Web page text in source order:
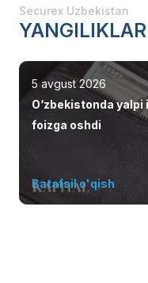
Securex Uzbekistan
YANGILIKLAR
5 avgust 2026
O‘zbekistonda
foizga oshdi
Batafsil o'qish